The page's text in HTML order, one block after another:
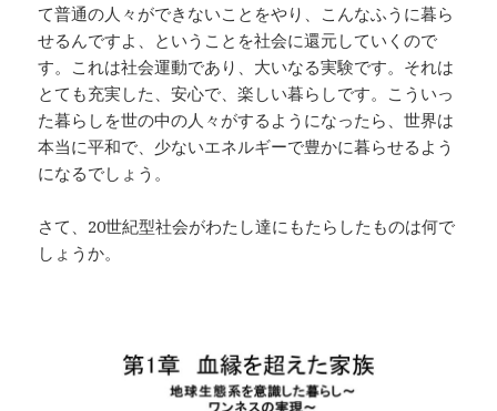
て普通の人々ができないことをやり、こんなふうに暮ら
せるんですよ、ということを社会に還元していくので
す。これは社会運動であり、大いなる実験です。それは
とても充実した、安心で、楽しい暮らしです。こういっ
た暮らしを世の中の人々がするようになったら、世界は
本当に平和で、少ないエネルギーで豊かに暮らせるよう
になるでしょう。
さて、20世紀型社会がわたし達にもたらしたものは何で
しょうか。